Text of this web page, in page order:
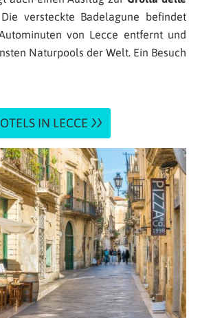
versteckte Badelagune befindet
von Lecce entfernt und
Naturpools der Welt. Ein Besuch
IN LECCE